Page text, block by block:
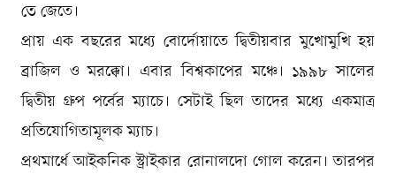
তে জেতে।
প্রায় এক বছরের মধ্যে বোর্দোয়াতে দ্বিতীয়বার মুখোমুখি হয়
ব্রাজিল ও মরক্কো। এবার বিশ্বকাপের মঞ্চে। ১৯৯৮ সালের
দ্বিতীয় গ্রুপ পর্বের ম্যাচে। সেটাই ছিল তাদের মধ্যে একমাত্র
প্রতিযোগিতামূলক ম্যাচ।
প্রথমার্ধে আইকনিক স্ট্রাইকার রোনালদো গোল করেন। তারপর